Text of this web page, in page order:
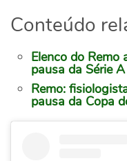
Conteúdo
Elenco do Remo
pausa da Série A
Remo:
pausa da Copa